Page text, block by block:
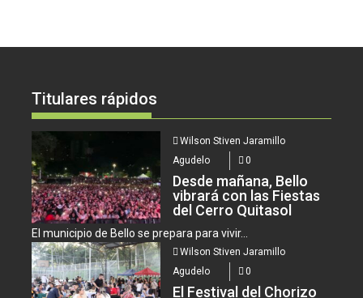
Titulares rápidos
Wilson Stiven Jaramillo
Agudelo
0
Desde mañana, Bello
vibrará con las Fiestas
del Cerro Quitasol
El municipio de Bello se prepara para vivir...
Wilson Stiven Jaramillo
Agudelo
0
El Festival del Chorizo